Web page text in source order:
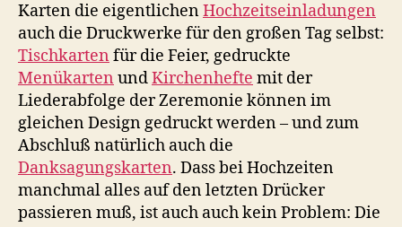
Karten die eigentlichenHochzeitseinladungen
auch die Druckwerke für den großen Tag selbst:
Tischkarten für die Feier, gedruckte
Menükarten undKirchenhefte mit der
Liederabfolge der Zeremonie können im
gleichen Design gedruckt werden – und zum
Abschluß natürlich auch die
Danksagungskarten. Dass bei Hochzeiten
manchmal alles auf den letzten Drücker
passieren muß, ist auch auch kein Problem: Die